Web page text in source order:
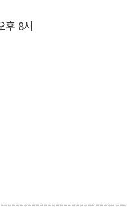
후 8시